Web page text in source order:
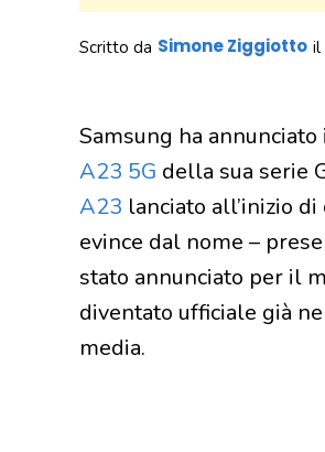
Scritto da Simone Ziggiotto il
Samsung ha
A23 5G della sua serie
A23 lanciato all’inizio
evince dal nome –
stato annunciato per il
diventato ufficiale già
media.